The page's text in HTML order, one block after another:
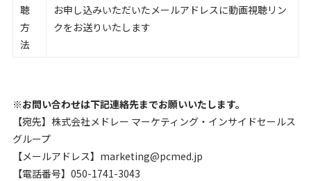
聴
方
法
お申し込みいただいたメールアドレスに動画視聴リン
クをお送りいたします
※お問い合わせは下記連絡先までお願いいたします。
【宛先】株式会社メドレー マーケティング・インサイドセールス
グループ
【メールアドレス】marketing@pcmed.jp
【電話番号】050-1741-3043